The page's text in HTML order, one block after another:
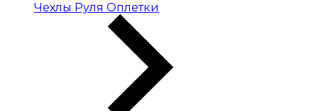
Чехлы Руля Оплетки